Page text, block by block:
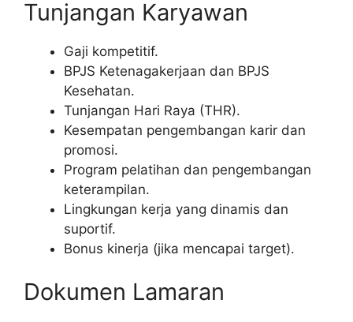
Tunjangan Karyawan
Gaji kompetitif.
BPJS Ketenagakerjaan dan BPJS
Kesehatan.
Tunjangan Hari Raya (THR).
Kesempatan pengembangan karir dan
promosi.
Program pelatihan dan pengembangan
keterampilan.
Lingkungan kerja yang dinamis dan
suportif.
Bonus kinerja (jika mencapai target).
Dokumen Lamaran